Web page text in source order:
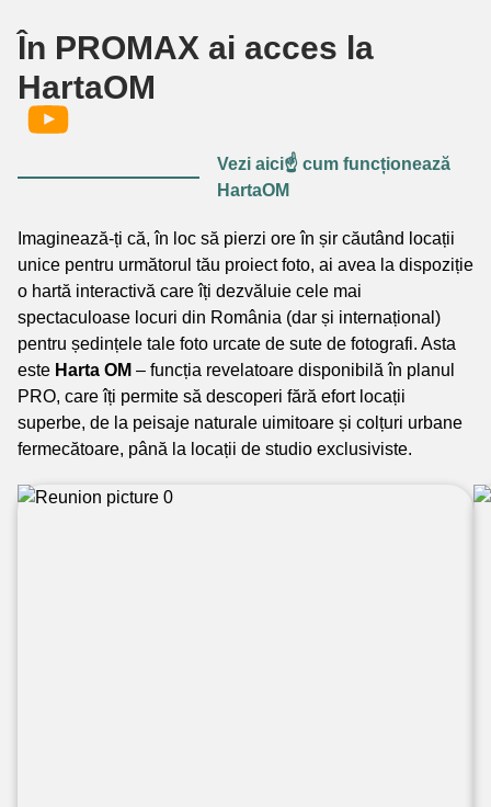
În PROMAX ai acces la
HartaOM
Vezi aici☝️ cum funcționează
HartaOM
Imaginează-ți că, în loc să pierzi ore în șir căutând locații
unice pentru următorul tău proiect foto, ai avea la dispoziție
o hartă interactivă care îți dezvăluie cele mai
spectaculoase locuri din România (dar și internațional)
pentru ședințele tale foto urcate de sute de fotografi. Asta
este Harta OM – funcția revelatoare disponibilă în planul
PRO, care îți permite să descoperi fără efort locații
superbe, de la peisaje naturale uimitoare și colțuri urbane
fermecătoare, până la locații de studio exclusiviste.